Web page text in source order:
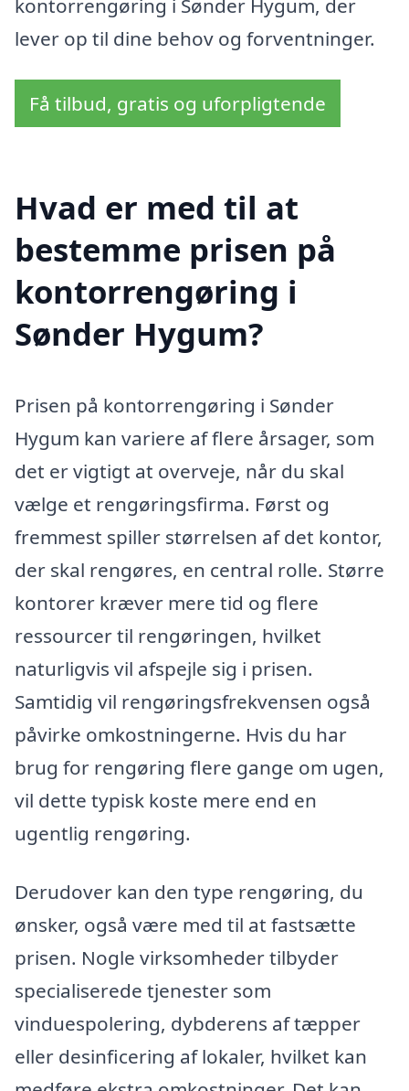
kontorrengøring i Sønder Hygum, der
lever op til dine behov og forventninger.
Få tilbud, gratis og uforpligtende
Hvad er med til at
bestemme prisen på
kontorrengøring i
Sønder Hygum?
Prisen på kontorrengøring i Sønder
Hygum kan variere af flere årsager, som
det er vigtigt at overveje, når du skal
vælge et rengøringsfirma. Først og
fremmest spiller størrelsen af det kontor,
der skal rengøres, en central rolle. Større
kontorer kræver mere tid og flere
ressourcer til rengøringen, hvilket
naturligvis vil afspejle sig i prisen.
Samtidig vil rengøringsfrekvensen også
påvirke omkostningerne. Hvis du har
brug for rengøring flere gange om ugen,
vil dette typisk koste mere end en
ugentlig rengøring.
Derudover kan den type rengøring, du
ønsker, også være med til at fastsætte
prisen. Nogle virksomheder tilbyder
specialiserede tjenester som
vinduespolering, dybderens af tæpper
eller desinficering af lokaler, hvilket kan